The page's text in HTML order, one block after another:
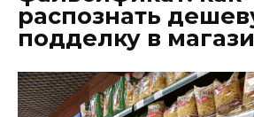
распознать
подделку в